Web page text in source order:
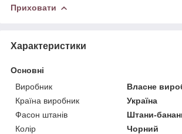
Приховати
Характеристики
Основні
Виробник
Власне
Країна виробник
Україна
Фасон штанів
Штани-
Колір
Чорний